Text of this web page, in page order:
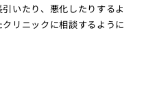
いたり、悪化したりするよ
リニックに相談するように